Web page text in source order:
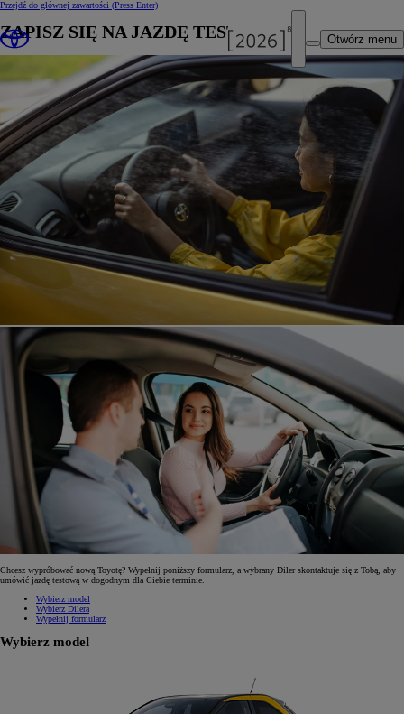
Przejdź do głównej zawartości (Press Enter)
Otwórz menu
ZAPISZ SIĘ NA JAZDĘ TESTOWĄ
Chcesz wypróbować nową Toyotę? Wypełnij poniższy formularz, a wybrany Diler skontaktuje się z Tobą, aby
umówić jazdę testową w dogodnym dla Ciebie terminie.
Wybierz model
Wybierz Dilera
Wypełnij formularz
Wybierz model